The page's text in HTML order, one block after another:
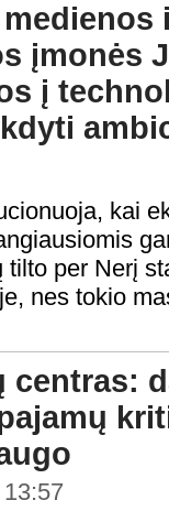
įmonės
į
kai
per Nerį
nes tokio
centras: